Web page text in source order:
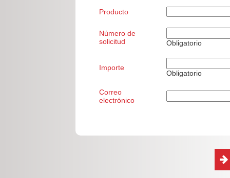
Producto
Número de
solicitud
Obligatorio
Importe
Obligatorio
Correo
electrónico